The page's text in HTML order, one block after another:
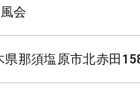
会
那須塩原市北赤田